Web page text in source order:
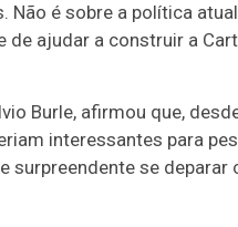
Não é sobre a política
ajudar a construir a
Burle, afirmou que,
interessantes para
surpreendente se